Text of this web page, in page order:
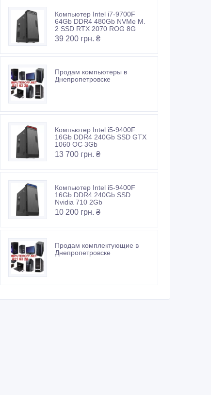
Компьютер Intel i7-9700F
64Gb DDR4 480Gb NVMe M.
2 SSD RTX 2070 ROG 8G
39 200 грн. ₴
Продам компьютеры в
Днепропетровске
Компьютер Intel i5-9400F
16Gb DDR4 240Gb SSD GTX
1060 OC 3Gb
13 700 грн. ₴
Компьютер Intel i5-9400F
16Gb DDR4 240Gb SSD
Nvidia 710 2Gb
10 200 грн. ₴
Продам комплектующие в
Днепропетровске